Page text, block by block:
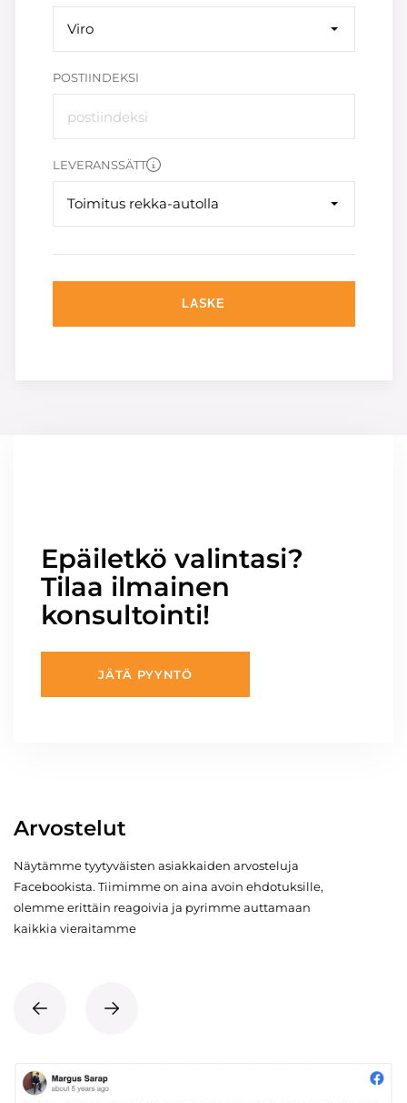
Viro
POSTIINDEKSI
LEVERANSSÄTT
Toimitus rekka-autolla
LASKE
Epäiletkö valintasi?
Tilaa ilmainen
konsultointi!
JÄTÄ PYYNTÖ
Arvostelut
Näytämme tyytyväisten asiakkaiden arvosteluja
Facebookista. Tiimimme on aina avoin ehdotuksille,
olemme erittäin reagoivia ja pyrimme auttamaan
kaikkia vieraitamme